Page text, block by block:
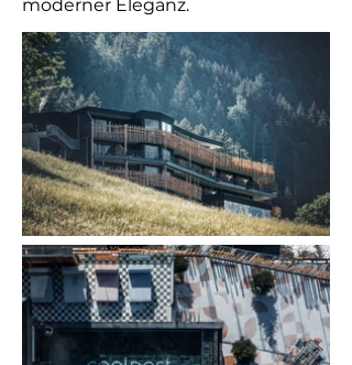
moderner Eleganz.